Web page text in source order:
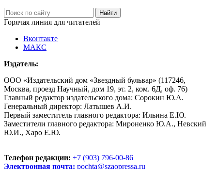
Горячая линия для читателей
Вконтакте
МАКС
Издатель:
ООО «Издательский дом «Звездный бульвар» (117246,
Москва, проезд Научный, дом 19, эт. 2, ком. 6Д, оф. 76)
Главный редактор издательского дома: Сорокин Ю.А.
Генеральный директор: Латышев А.И.
Первый заместитель главного редактора: Ильина Е.Ю.
Заместители главного редактора: Мироненко Ю.А., Невский
Ю.И., Харо Е.Ю.
Телефон редакции: +7 (903) 796-00-86
Электронная почта: pochta@szaopressa.ru